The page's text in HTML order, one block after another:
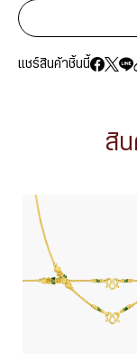
แชร์สินค้าชิ้นนี้
สิ